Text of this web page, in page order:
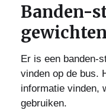
Banden-
Er is een banden-
vinden op de bus.
informatie vinden,
gebruiken.